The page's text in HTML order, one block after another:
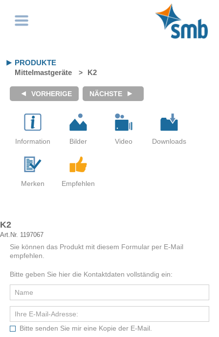
PRODUKTE
Mittelmastgeräte
K2
K2
Art.Nr. 1197067
Sie können das Produkt mit diesem Formular per E-Mail
empfehlen.
Bitte geben Sie hier die Kontaktdaten vollständig ein:
Bitte senden Sie mir eine Kopie der E-Mail.